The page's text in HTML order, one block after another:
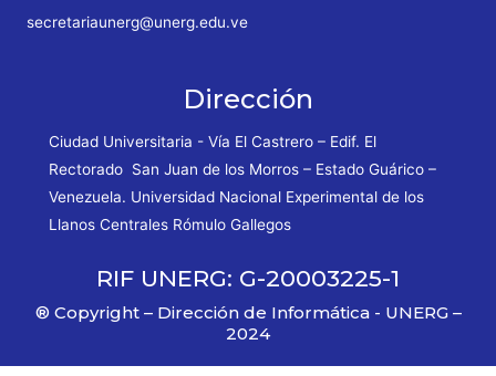
secretariaunerg@unerg.edu.ve
Dirección
Ciudad Universitaria - Vía El Castrero – Edif. El
Rectorado San Juan de los Morros – Estado Guárico –
Venezuela. Universidad Nacional Experimental de los
Llanos Centrales Rómulo Gallegos
RIF UNERG: G-20003225-1
® Copyright – Dirección de Informática - UNERG –
2024